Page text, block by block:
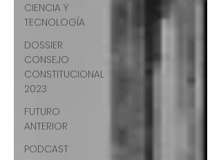
CIENCIA Y
TECNOLOGÍA
DOSSIER
CONSEJO
CONSTITUCIONAL
2023
FUTURO
ANTERIOR
PODCAST